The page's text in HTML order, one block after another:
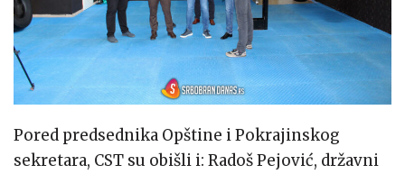
Pored predsednika Opštine i Pokrajinskog
sekretara, CST su obišli i: Radoš Pejović, državni